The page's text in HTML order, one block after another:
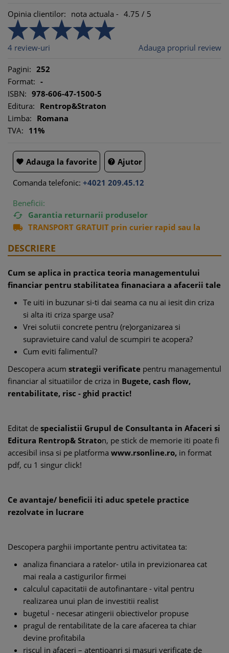
Opinia clientilor: nota actuala - 4.75 / 5
4 review-uri Adauga propriul review
Pagini: 252
Format: -
ISBN: 978-606-47-1500-5
Editura: Rentrop&Straton
Limba: Romana
TVA: 11%
 Adauga la favorite  Ajutor
Comanda telefonic: +4021 209.45.12
Beneficii:
 Garantia returnarii produselor
 TRANSPORT GRATUIT prin curier rapid sau la
DESCRIERE
Cum se aplica in practica teoria managementului
financiar pentru stabilitatea finanaciara a afacerii tale
Te uiti in buzunar si-ti dai seama ca nu ai iesit din criza
si alta iti criza sparge usa?
Vrei solutii concrete pentru (re)organizarea si
supravietuire cand valul de scumpiri te acopera?
Cum eviti falimentul?
Descopera acum strategii verificate pentru managementul
financiar al situatiilor de criza in Bugete, cash flow,
rentabilitate, risc - ghid practic!
Editat de specialistii Grupul de Consultanta in Afaceri si
Editura Rentrop& Straton, pe stick de memorie iti poate fi
accesibil insa si pe platforma www.rsonline.ro, in format
pdf, cu 1 singur click!
Ce avantaje/ beneficii iti aduc spetele practice
rezolvate in lucrare
Descopera parghii importante pentru activitatea ta:
analiza financiara a ratelor- utila in previzionarea cat
mai reala a castigurilor firmei
calculul capacitatii de autofinantare - vital pentru
realizarea unui plan de investitii realist
bugetul - necesar atingerii obiectivelor propuse
pragul de rentabilitate de la care afacerea ta chiar
devine profitabila
riscul in afaceri – atentioanri si masuri verificate de